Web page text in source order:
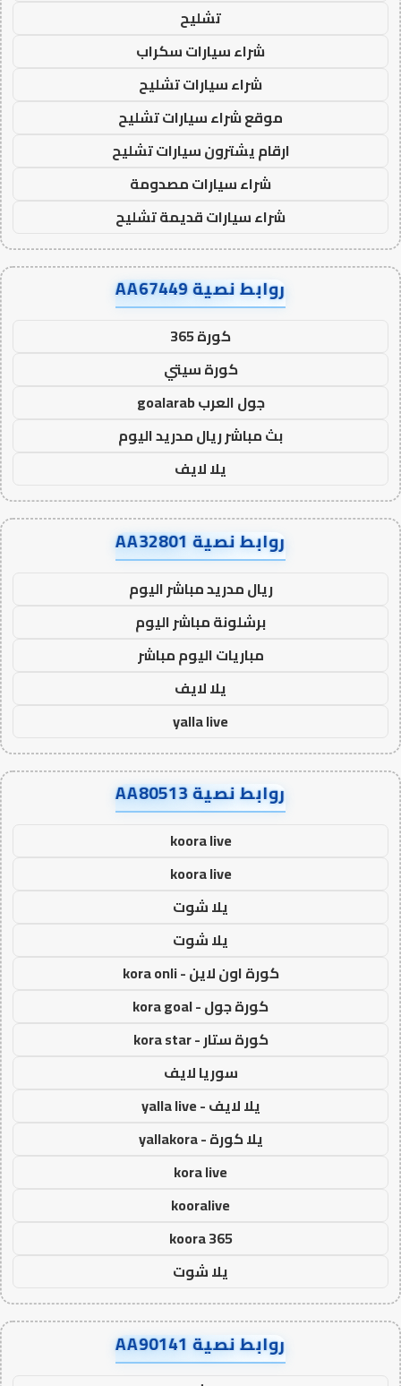
تشليح
شراء سيارات سكراب
شراء سيارات تشليح
موقع شراء سيارات تشليح
ارقام يشترون سيارات تشليح
شراء سيارات مصدومة
شراء سيارات قديمة تشليح
روابط نصية AA67449
كورة 365
كورة سيتي
جول العرب goalarab
بث مباشر ريال مدريد اليوم
يلا لايف
روابط نصية AA32801
ريال مدريد مباشر اليوم
برشلونة مباشر اليوم
مباريات اليوم مباشر
يلا لايف
yalla live
روابط نصية AA80513
koora live
koora live
يلا شوت
يلا شوت
كورة اون لاين - kora onli
كورة جول - kora goal
كورة ستار - kora star
سوريا لايف
يلا لايف - yalla live
يلا كورة - yallakora
kora live
kooralive
koora 365
يلا شوت
روابط نصية AA90141